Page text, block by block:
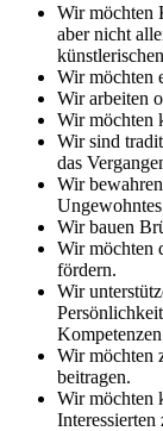
Wir möchten
aber nicht
Wir möchten
Wir arbeiten
Wir möchten
Wir sind
das
Wir
Wir bauen
Wir möchten
fördern.
Wir
Wir möchten
beitragen.
Wir möchten
Interessierten